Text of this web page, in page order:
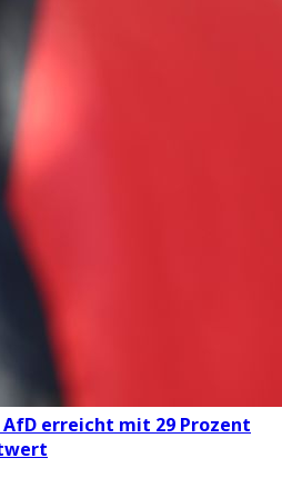
AfD erreicht mit 29 Prozent